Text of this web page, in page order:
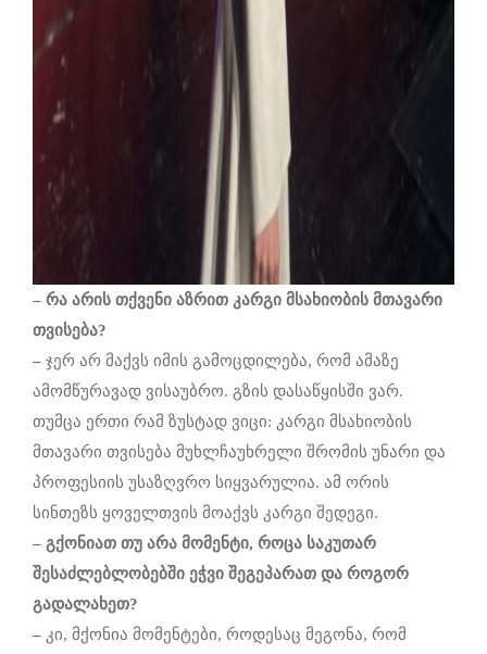
– რა არის თქვენი აზრით კარგი მსახიობის მთავარი
თვისება?
– ჯერ არ მაქვს იმის გამოცდილება, რომ ამაზე
ამომწურავად ვისაუბრო. გზის დასაწყისში ვარ.
თუმცა ერთი რამ ზუსტად ვიცი: კარგი მსახიობის
მთავარი თვისება მუხლჩაუხრელი შრომის უნარი და
პროფესიის უსაზღვრო სიყვარულია. ამ ორის
სინთეზს ყოველთვის მოაქვს კარგი შედეგი.
– გქონიათ თუ არა მომენტი, როცა საკუთარ
შესაძლებლობებში ეჭვი შეგეპარათ და როგორ
გადალახეთ?
– კი, მქონია მომენტები, როდესაც მეგონა, რომ